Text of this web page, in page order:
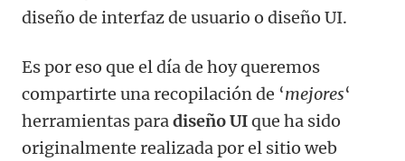
diseño de interfaz de usuario o diseño UI.
Es por eso que el día de hoy queremos
compartirte una recopilación de ‘mejores‘
herramientas paradiseño UIque ha sido
originalmente realizada por el sitio web